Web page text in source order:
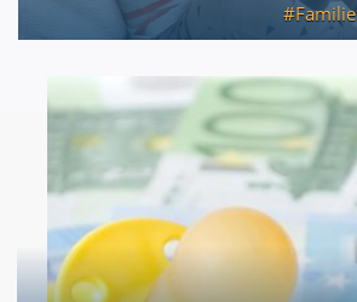
Familie